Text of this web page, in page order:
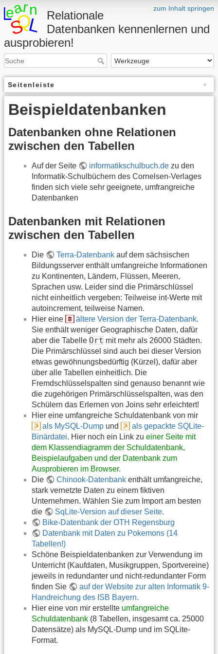
zum Inhalt springen
Relationale
Datenbanken kennenlernen und
ausprobieren!
Seitenleiste
Beispieldatenbanken
Datenbanken ohne Relationen
zwischen den Tabellen
Auf der Seite informatikschulbuch.de zu den
Informatik-Schulbüchern des Cornelsen-Verlages
finden sich viele sehr geeignete, umfrangreiche
Datenbanken
Datenbanken mit Relationen
zwischen den Tabellen
Die Terra-Datenbank auf dem sächsischen
Bildungsserver enthält umfangreiche Informationen
zu Kontinenten, Ländern, Flüssen, Meeren,
Sprachen usw. Leider sind die Primärschlüssel
nicht einheitlich vergeben: Teilweise int-Werte mit
autoincrement, teilweise Namen.
Hier eine
ältere Version der Terra-Datenbank.
Sie enthält weniger Geographische Daten, dafür
aber die Tabelle Ort mit mehr als 26000 Städten.
Die Primärschlüssel sind auch bei dieser Version
etwas gewöhnungsbedürftig (Kürzel), dafür aber
über alle Tabellen einheitlich. Die
Fremdschlüsselspalten sind genauso benannt wie
die zugehörigen Primärschlüsselspalten, was den
Schülern das Erlernen von Joins sehr erleichtert!
Hier eine umfangreiche Schuldatenbank von mir
als MySQL-Dump und
als gepackte SQLite-
Binärdatei. Hier noch ein Link zu einer Seite mit
dem Klassendiagramm der Schuldatenbank,
Beispielaufgaben und der Datenbank zum
Ausprobieren im Browser.
Die
Chinook-Datenbank enthält umfangreiche,
stark vernetzte Daten zu einem fiktiven
Unternehmen. Wählen Sie zum Import am besten
die
SqLite-Version auf dieser Seite.
Bike-Datenbank der OTH Regensburg
Datenbank mit Daten zu Pokemons (14
Tabellen!)
Schöne Beispieldatenbanken zur Verwendung im
Unterricht (Kaufdaten, Musikgruppen, Sportvereine)
jeweils in redundanter und nicht-redundanter Form
finden Sie
auf der Website zur alten Informatik 9-
Handreichung des ISB Bayern.
Hier eine von mir erstellte umfangreiche
Schuldatenbank (8 Tabellen, insgesamt ca. 25000
Datensätze) als MySQL-Dump und im SQLite-
Format.